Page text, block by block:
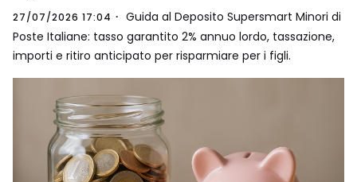
27/07/2026 17:04
Guida al Deposito Supersmart Minori di
Poste Italiane: tasso garantito 2% annuo lordo, tassazione,
importi e ritiro anticipato per risparmiare per i figli.